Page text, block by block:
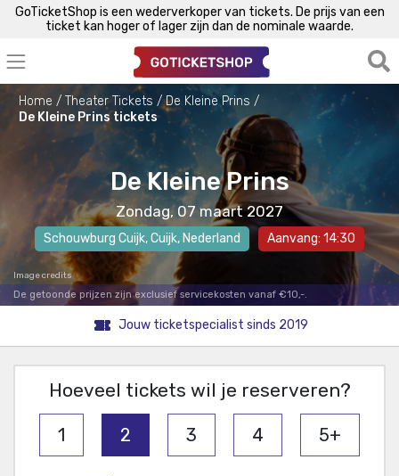
GoTicketShop is een wederverkoper van tickets. De prijs van een
ticket kan hoger of lager zijn dan de nominale waarde.
Home Theater Tickets
De Kleine Prins
De Kleine Prins tickets
De Kleine Prins
Zondag, 07 maart 2027
Schouwburg Cuijk,Cuijk, Nederland Aanvang: 14:30
Image credits
De getoonde prijzen zijn exclusief servicekosten vanaf €10,-.
Jouw ticketspecialist sinds 2019
Hoeveel tickets wil je reserveren?
1 2 3 4 5+